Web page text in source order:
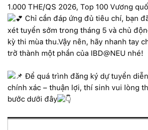
1.000 THE/QS 2026, Top 100 Vương
Chỉ cần đáp ứng đủ tiêu chí, bạn
xét tuyển sớm trong tháng 5 và chủ
kỳ thi mùa thu.Vậy nên, hãy nhanh tay
trở thành một phần của IBD@NEU nhé!
Để quá trình đăng ký dự tuyển
chính xác – thuận lợi, thí sinh vui lòng
bước dưới đây